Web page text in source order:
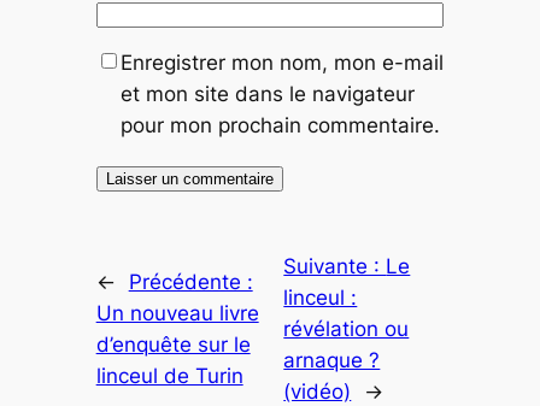
Enregistrer mon nom, mon e-mail
et mon site dans le navigateur
pour mon prochain commentaire.
←
Précédente :
Un nouveau livre
d’enquête sur le
linceul de Turin
Suivante : Le
linceul :
révélation ou
arnaque ?
(vidéo)
→